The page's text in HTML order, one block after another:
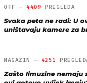
OFF —4409 PREGLEDA
Svaka peta ne radi: U
uništavaju kamere za
MAGAZIN — 4251
Zašto limuzine nemaju